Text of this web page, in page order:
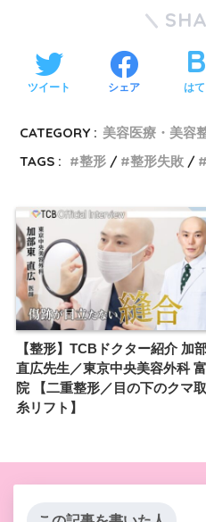
ツイート シェア は
CATEGORY : 美容医療・美容
TAGS :
整形 整形失敗
【整形】TCBドクター紹介 加
直広先生／東京中央美容外科
院 【二重整形／目の下のクマ
糸リフト】